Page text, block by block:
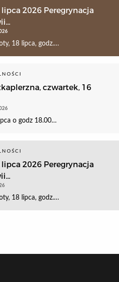
2026 Peregrynacja
18 lipca, godz.…
czwartek, 16
o godz 18.00…
2026 Peregrynacja
18 lipca, godz.…